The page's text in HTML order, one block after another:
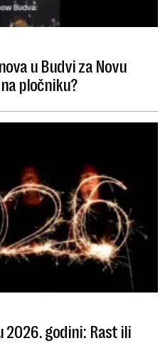
u Budvi za Novu
pločniku?
2026. godini: Rast ili